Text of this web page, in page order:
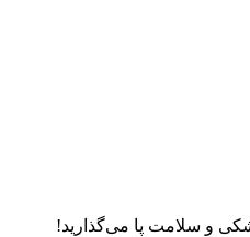
و سلامت پا می‌گذارید!